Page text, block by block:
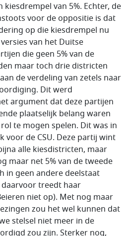
van 5%. Echter, de
voor de oppositie is dat
op die kiesdrempel nu
van het Duitse
die geen 5% van de
maar toch drie districten
de verdeling van zetels naar
Dit werd
argument dat deze partijen
plaatselijk belang waren
te mogen spelen. Dit was in
voor de CSU. Deze partij wint
alle kiesdistricten, maar
maar net 5% van de tweede
in geen andere deelstaat
treedt haar
niet op). Met nog maar
zou het wel kunnen dat
stelsel niet meer in de
zou zijn. Sterker nog,